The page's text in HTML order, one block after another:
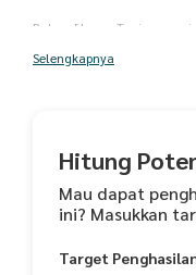
Bahan [Jersey Tunica
bahan jersey tunica adalah
Atasan mukena : 135_+
Belakang mukena : 140_+
Selengkapnya
Hitung
Mau dapat
ini? Masukkan
Target